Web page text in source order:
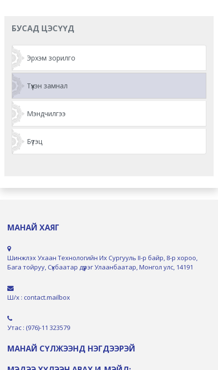
БУСАД ЦЭСҮҮД
Эрхэм зорилго
Түүхэн замнал
Мэндчилгээ
Бүтэц
МАНАЙ ХАЯГ
Шинжлэх Ухаан Технологийн Их Сургууль II-р байр, 8-р хороо,
Бага тойруу, Сүхбаатар дүүрэг Улаанбаатар, Монгол улс, 14191
Ш/х : contact.mailbox
Утас : (976)-11 323579
МАНАЙ СҮЛЖЭЭНД НЭГДЭЭРЭЙ